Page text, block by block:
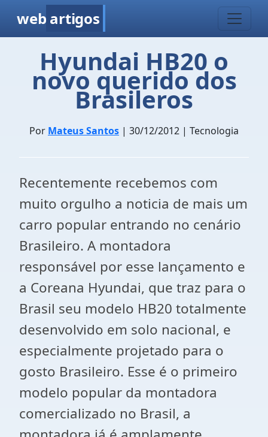
web artigos
Hyundai HB20 o
novo querido dos
Brasileros
Por Mateus Santos | 30/12/2012 | Tecnologia
Recentemente recebemos com
muito orgulho a noticia de mais um
carro popular entrando no cenário
Brasileiro. A montadora
responsável por esse lançamento e
a Coreana Hyundai, que traz para o
Brasil seu modelo HB20 totalmente
desenvolvido em solo nacional, e
especialmente projetado para o
gosto Brasileiro. Esse é o primeiro
modelo popular da montadora
comercializado no Brasil, a